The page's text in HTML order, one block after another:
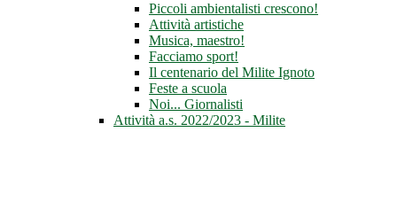
Piccoli ambientalisti crescono!
Attività artistiche
Musica, maestro!
Facciamo sport!
Il centenario del Milite Ignoto
Feste a scuola
Noi... Giornalisti
Attività a.s. 2022/2023 - Milite